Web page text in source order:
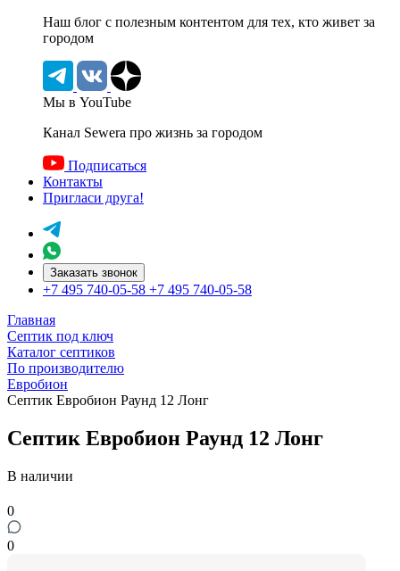
Наш блог c полезным контентом для тех, кто живет за
городом
Мы в YouTube
Канал Sewera про жизнь за городом
Подписаться
Контакты
Пригласи друга!
Заказать звонок
+7 495 740-05-58 +7 495 740-05-58
Главная
Септик под ключ
Каталог септиков
По производителю
Евробион
Септик Евробион Раунд 12 Лонг
Септик Евробион Раунд 12 Лонг
В наличии
0
0